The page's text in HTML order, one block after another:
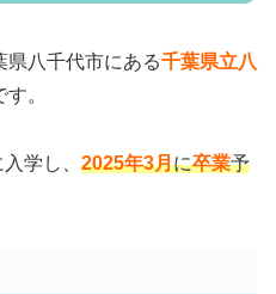
県八千代市にある千葉県立八
。
学し、 2025年3月に卒業予